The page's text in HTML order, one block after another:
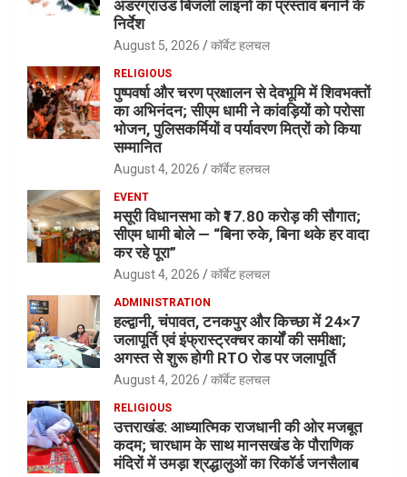
अंडरग्राउंड बिजली लाइनों का प्रस्ताव बनाने के
निर्देश
August 5, 2026 कॉर्बेट हलचल
RELIGIOUS
पुष्पवर्षा और चरण प्रक्षालन से देवभूमि में शिवभक्तों
का अभिनंदन; सीएम धामी ने कांवड़ियों को परोसा
भोजन, पुलिसकर्मियों व पर्यावरण मित्रों को किया
सम्मानित
August 4, 2026 कॉर्बेट हलचल
EVENT
मसूरी विधानसभा को ₹17.80 करोड़ की सौगात;
सीएम धामी बोले — “बिना रुके, बिना थके हर वादा
कर रहे पूरा”
August 4, 2026 कॉर्बेट हलचल
ADMINISTRATION
हल्द्वानी, चंपावत, टनकपुर और किच्छा में 24×7
जलापूर्ति एवं इंफ्रास्ट्रक्चर कार्यों की समीक्षा;
अगस्त से शुरू होगी RTO रोड पर जलापूर्ति
August 4, 2026 कॉर्बेट हलचल
RELIGIOUS
उत्तराखंड: आध्यात्मिक राजधानी की ओर मजबूत
कदम; चारधाम के साथ मानसखंड के पौराणिक
मंदिरों में उमड़ा श्रद्धालुओं का रिकॉर्ड जनसैलाब